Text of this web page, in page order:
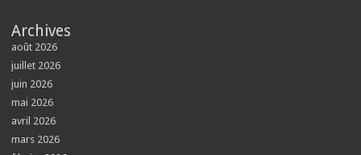
Archives
août 2026
juillet 2026
juin 2026
mai 2026
avril 2026
mars 2026